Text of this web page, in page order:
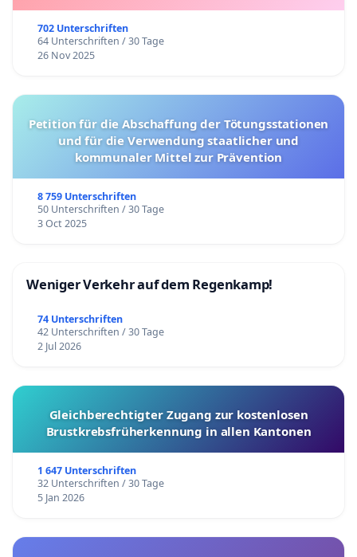
702 Unterschriften
64 Unterschriften / 30 Tage
26 Nov 2025
Petition für die Abschaffung der Tötungsstationen
und für die Verwendung staatlicher und
kommunaler Mittel zur Prävention
8 759 Unterschriften
50 Unterschriften / 30 Tage
3 Oct 2025
Weniger Verkehr auf dem Regenkamp!
74 Unterschriften
42 Unterschriften / 30 Tage
2 Jul 2026
Gleichberechtigter Zugang zur kostenlosen
Brustkrebsfrüherkennung in allen Kantonen
1 647 Unterschriften
32 Unterschriften / 30 Tage
5 Jan 2026